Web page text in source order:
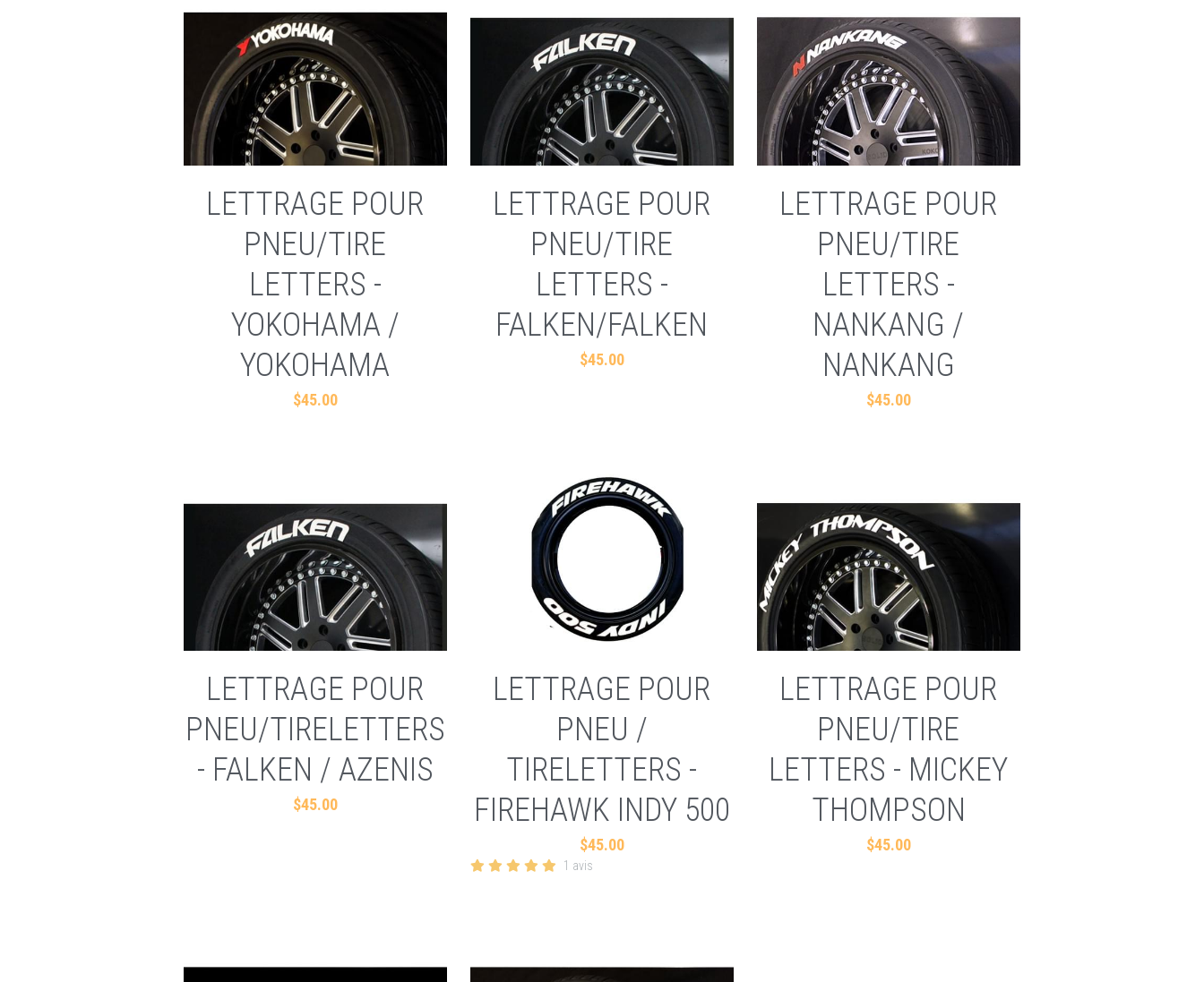
LETTRAGE POUR
PNEU/TIRE
LETTERS -
YOKOHAMA /
YOKOHAMA
$45.00
LETTRAGE POUR
PNEU/TIRE
LETTERS -
FALKEN/FALKEN
$45.00
LETTRAGE POUR
PNEU/TIRE
LETTERS -
NANKANG /
NANKANG
$45.00
LETTRAGE POUR
PNEU/TIRELETTERS
- FALKEN / AZENIS
$45.00
LETTRAGE POUR
PNEU /
TIRELETTERS -
FIREHAWK INDY 500
$45.00
1 avis
LETTRAGE POUR
PNEU/TIRE
LETTERS - MICKEY
THOMPSON
$45.00